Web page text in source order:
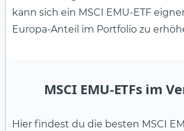
kann sich ein MSCI EMU-ETF
Europa-Anteil im Portfolio zu
MSCI EMU-ETFs im
Hier findest du die besten MSCI